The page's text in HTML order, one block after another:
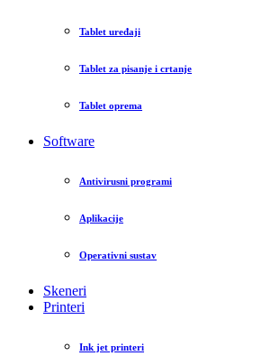
Tablet uređaji
Tablet za pisanje i crtanje
Tablet oprema
Software
Antivirusni programi
Aplikacije
Operativni sustav
Skeneri
Printeri
Ink jet printeri